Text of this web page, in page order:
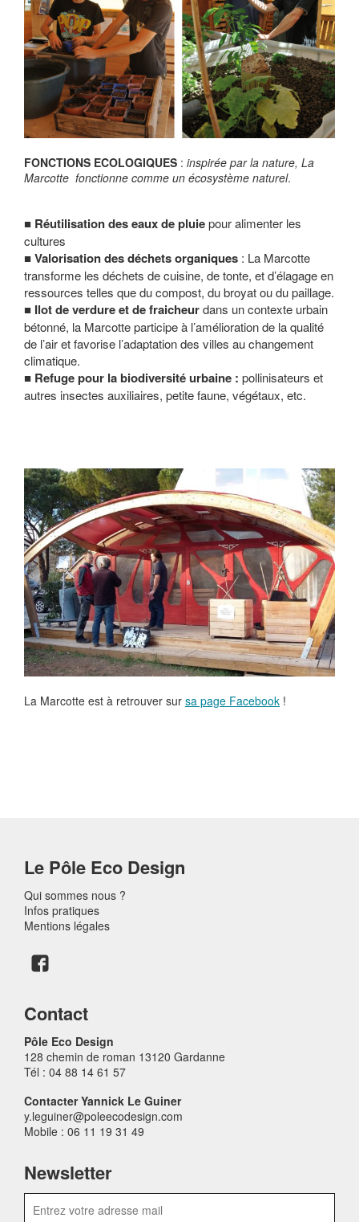
FONCTIONS ECOLOGIQUES : inspirée par la nature, La
Marcotte fonctionne comme un écosystème naturel.
Réutilisation des eaux de pluiepour alimenter les
cultures
Valorisation des déchets organiques : La Marcotte
transforme les déchets de cuisine, de tonte, et d’élagage en
ressources telles que du compost, du broyat ou du paillage.
Ilot de verdure et de fraicheurdans un contexte urbain
bétonné, la Marcotte participe à l’amélioration de la qualité
de l’air et favorise l’adaptation des villes au changement
climatique.
Refuge pour la biodiversité urbaine : pollinisateurs et
autres insectes auxiliaires, petite faune, végétaux, etc.
La Marcotte est à retrouver sur sa page Facebook !
Le Pôle Eco Design
Qui sommes nous ?
Infos pratiques
Mentions légales
Contact
Pôle Eco Design
128 chemin de roman 13120 Gardanne
Tél : 04 88 14 61 57
Contacter Yannick Le Guiner
y.leguiner@poleecodesign.com
Mobile : 06 11 19 31 49
Newsletter